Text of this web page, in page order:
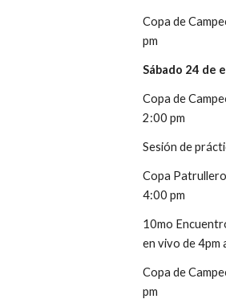
Copa de
pm
Sábado 24 de
Copa de
2:00 pm
Sesión de
Copa
4:00 pm
10mo
en vivo de
Copa de
pm